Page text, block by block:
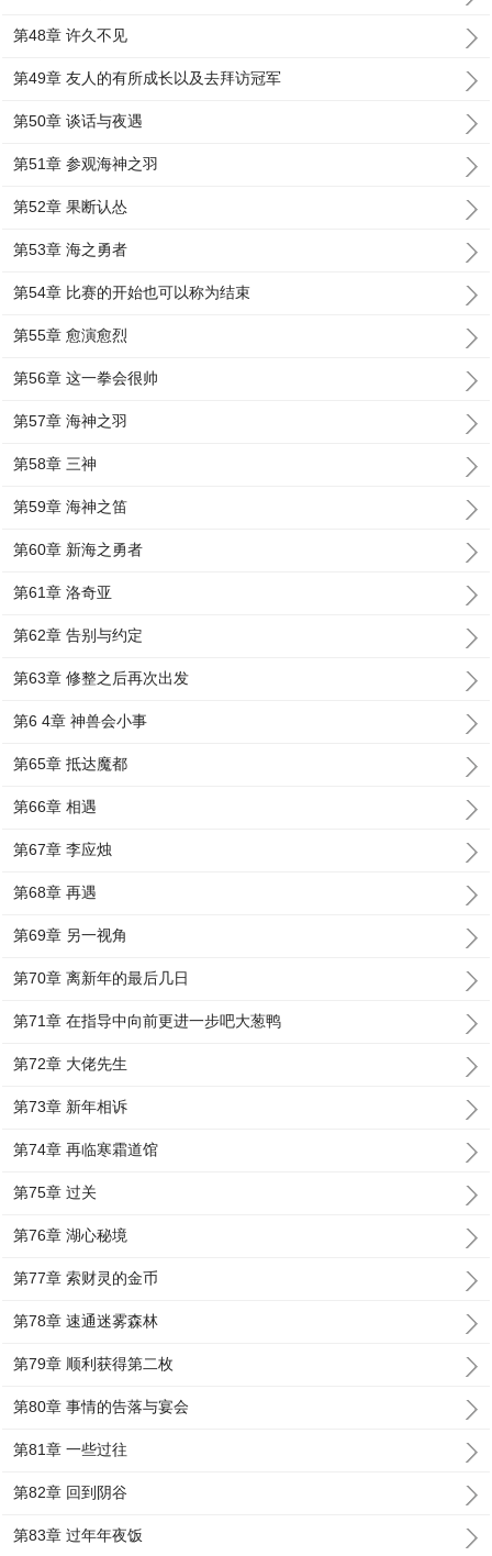
第48章 许久不见
第49章 友人的有所成长以及去拜访冠军
第50章 谈话与夜遇
第51章 参观海神之羽
第52章 果断认怂
第53章 海之勇者
第54章 比赛的开始也可以称为结束
第55章 愈演愈烈
第56章 这一拳会很帅
第57章 海神之羽
第58章 三神
第59章 海神之笛
第60章 新海之勇者
第61章 洛奇亚
第62章 告别与约定
第63章 修整之后再次出发
第6 4章 神兽会小事
第65章 抵达魔都
第66章 相遇
第67章 李应烛
第68章 再遇
第69章 另一视角
第70章 离新年的最后几日
第71章 在指导中向前更进一步吧大葱鸭
第72章 大佬先生
第73章 新年相诉
第74章 再临寒霜道馆
第75章 过关
第76章 湖心秘境
第77章 索财灵的金币
第78章 速通迷雾森林
第79章 顺利获得第二枚
第80章 事情的告落与宴会
第81章 一些过往
第82章 回到阴谷
第83章 过年年夜饭